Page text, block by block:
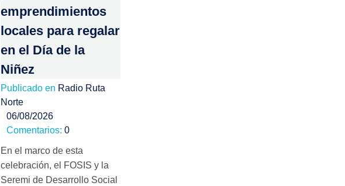
emprendimientos
locales para regalar
en el Día de la
Niñez
Publicado en Radio Ruta
Norte
06/08/2026
Comentarios: 0
En el marco de esta
celebración, el FOSIS y la
Seremi de Desarrollo Social